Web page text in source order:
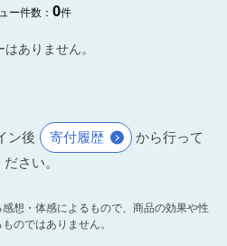
ー件数：0件
はありません。
ン後 寄付履歴
から行って
ださい。
想・体感によるもので、商品の効果や性
のではありません。